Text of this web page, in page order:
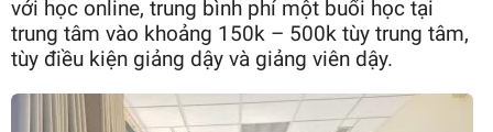
với học online, trung bình phí một buổi học tại
trung tâm vào khoảng 150k – 500k tùy trung tâm,
tùy điều kiện giảng dậy và giảng viên dậy.